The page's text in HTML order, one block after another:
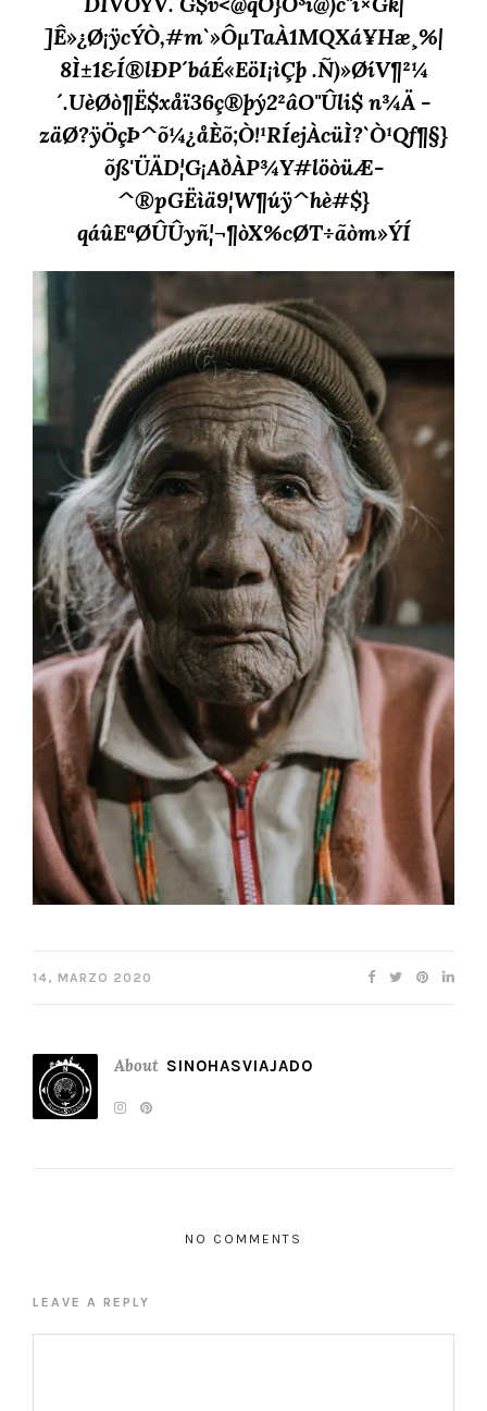
]Ê»¿Ø¡ÿcÝÒ,#m`»ÔµTaÀ1MQXá¥Hæ¸%|
8Ì±1&Í®lÐP´báÉ«EöI¡ìÇþ .Ñ)»ØíV¶²¼
´.UèØò¶Ë$xåï­36ç®þý2²âO"Ûli$ n¾Ä -
zäØ?ÿÖçÞ^õ¼¿åÈõ;Ò!¹RÍejÀcüÌ?`Ò¹Qf¶§}
õß'ÜÄD¦G¡AðÀP¾Y#löòüÆ­
^®pGËìä9¦W¶úÿ^hè#$}
qáûEªØÛÛyñ¦¬¶òX%cØT÷ãòm»ÝÍ
14, MARZO 2020
About SINOHASVIAJADO
NO COMMENTS
LEAVE A REPLY